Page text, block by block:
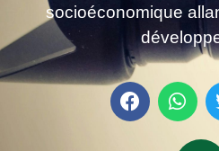
socioéconomique